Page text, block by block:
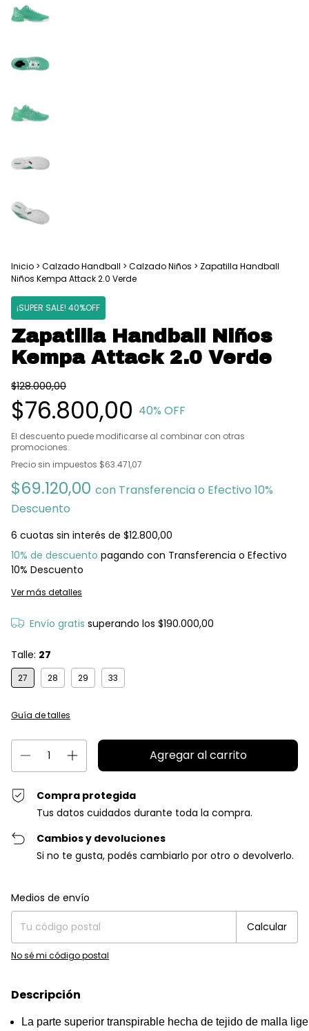
Inicio > Calzado Handball > Calzado Niños > Zapatilla Handball
Niños Kempa Attack 2.0 Verde
¡SUPER SALE! 40%OFF
Zapatilla Handball Niños
Kempa Attack 2.0 Verde
$128.000,00
$76.800,00 40% OFF
El descuento puede modificarse al combinar con otras
promociones.
Precio sin impuestos $63.471,07
$69.120,00 con Transferencia o Efectivo 10%
Descuento
6 cuotas sin interés de $12.800,00
10% de descuento pagando con Transferencia o Efectivo
10% Descuento
Ver más detalles
Envío gratis superando los $190.000,00
Talle: 27
27 28 29 33
Guía de talles
Compra protegida
Tus datos cuidados durante toda la compra.
Cambios y devoluciones
Si no te gusta, podés cambiarlo por otro o devolverlo.
Entregas para el CP:
Medios de envío
Calcular
No sé mi código postal
Descripción
La parte superior transpirable hecha de tejido de malla